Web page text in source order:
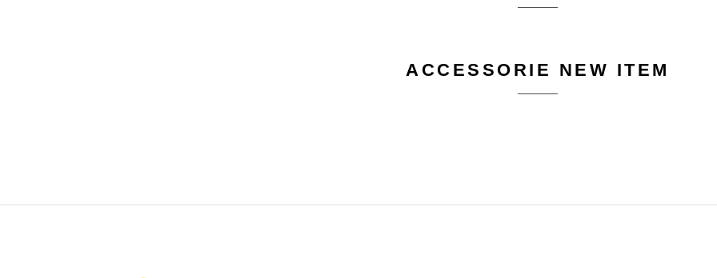
ACCESSORIE NEW ITEM